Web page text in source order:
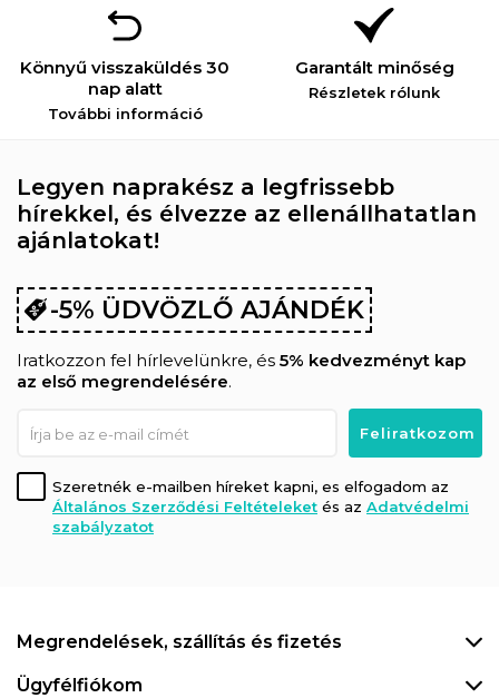
Könnyű visszaküldés 30
nap alatt
További információ
Garantált minőség
Részletek rólunk
Legyen naprakész a legfrissebb
hírekkel, és élvezze az ellenállhatatlan
ajánlatokat!
-5% ÜDVÖZLŐ AJÁNDÉK
Iratkozzon fel hírlevelünkre, és 5% kedvezményt kap
az első megrendelésére.
Szeretnék e-mailben híreket kapni, es elfogadom az
Általános Szerződési Feltételeket és az Adatvédelmi
szabályzatot
Megrendelések, szállítás és fizetés
Ügyfélfiókom